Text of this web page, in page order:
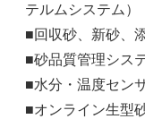
テルムシステム）
■回収砂、新砂、
■砂品質管理シス
■水分・温度セン
■オンライン生型